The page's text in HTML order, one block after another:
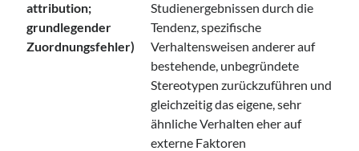
attribution;
grundlegender
Zuordnungsfehler)
Studienergebnissen durch die
Tendenz, spezifische
Verhaltensweisen anderer auf
bestehende, unbegründete
Stereotypen zurückzuführen und
gleichzeitig das eigene, sehr
ähnliche Verhalten eher auf
externe Faktoren